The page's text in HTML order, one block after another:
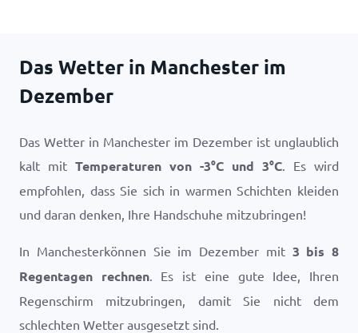
Das Wetter in Manchester im
Dezember
Das Wetter in Manchester im Dezember ist unglaublich
kalt mit Temperaturen von -3°C und 3°C. Es wird
empfohlen, dass Sie sich in warmen Schichten kleiden
und daran denken, Ihre Handschuhe mitzubringen!
In Manchesterkönnen Sie im Dezember mit 3 bis 8
Regentagen rechnen. Es ist eine gute Idee, Ihren
Regenschirm mitzubringen, damit Sie nicht dem
schlechten Wetter ausgesetzt sind.